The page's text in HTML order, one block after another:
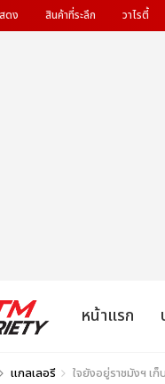
ดง สินค้าที่ระลึก วาไรตี้
หน้าแรก
แกลเลอรี ใจยังอยู่ราชมังฯ เ